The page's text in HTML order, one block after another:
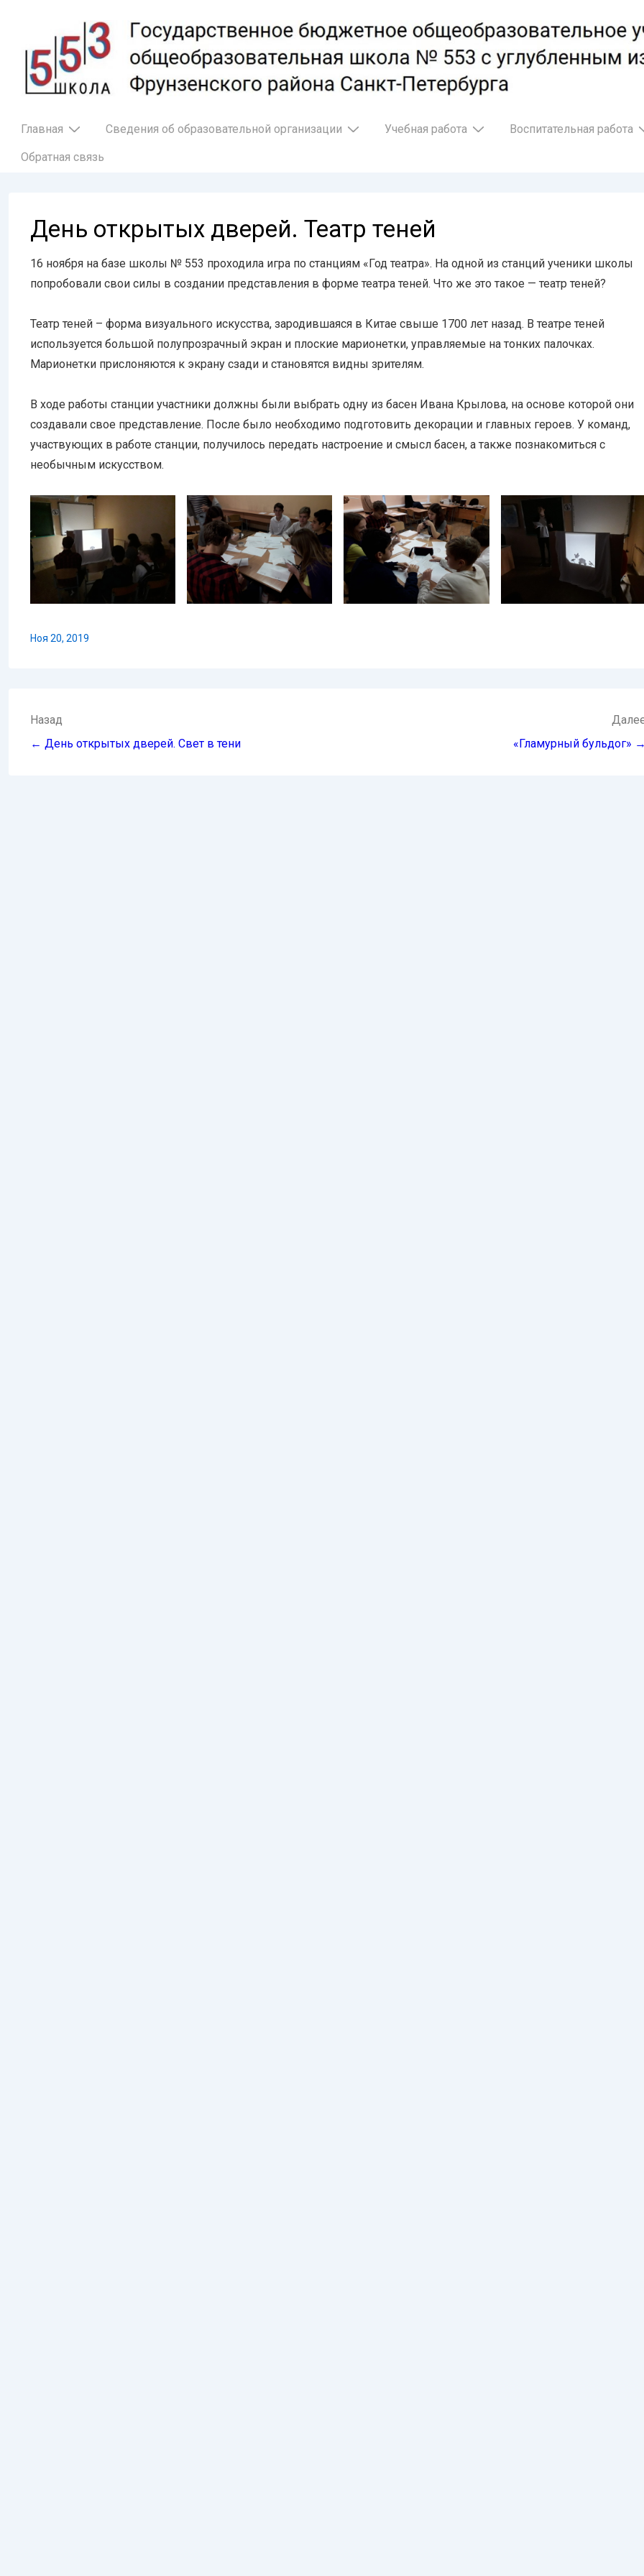
основному
содержимому
Основная
Главная Сведения об образовательной организации Учебная работа Воспитательная работа
Обратная связь
День открытых дверей. Театр теней
16 ноября на базе школы № 553 проходила игра по станциям «Год театра». На одной из станций ученики школы
попробовали свои силы в создании представления в форме театра теней. Что же это такое — театр теней?
Театр теней – форма визуального искусства, зародившаяся в Китае свыше 1700 лет назад. В театре теней
используется большой полупрозрачный экран и плоские марионетки, управляемые на тонких палочках.
Марионетки прислоняются к экрану сзади и становятся видны зрителям.
В ходе работы станции участники должны были выбрать одну из басен Ивана Крылова, на основе которой они
создавали свое представление. После было необходимо подготовить декорации и главных героев. У команд,
участвующих в работе станции, получилось передать настроение и смысл басен, а также познакомиться с
необычным искусством.
Ноя 20, 2019
Навигация
по
Назад
← День открытых дверей. Свет в тени
«Гламурный бульдог»